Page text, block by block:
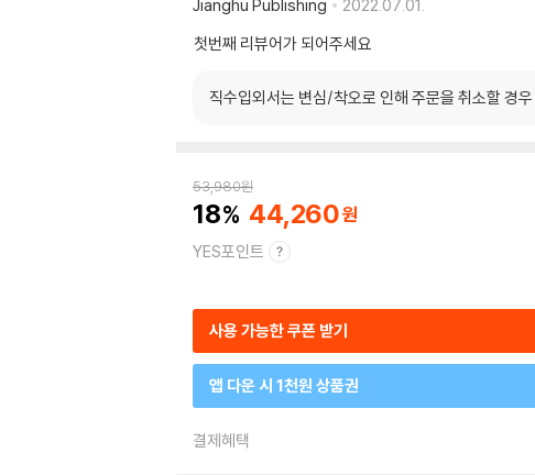
Jianghu Publishing
2022.07.01.
첫번째 리뷰어가 되어주세요
직수입외서는 변심/착오로 인해 주문을 취소할 경우
53,980원
18 44,260
YES포인트
사용 가능한 쿠폰 받기
앱 다운 시 1천원 상품권
결제혜택